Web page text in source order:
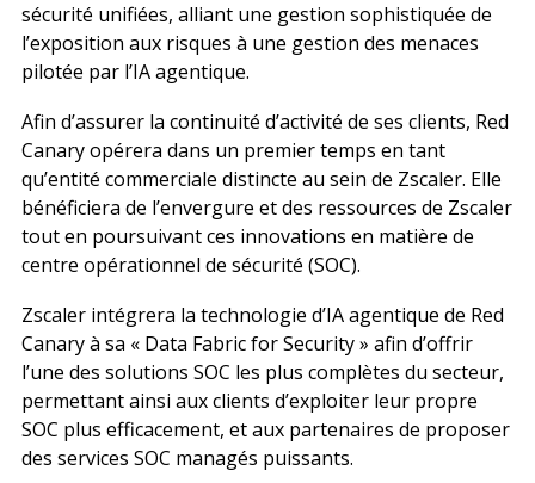
sécurité unifiées, alliant une gestion sophistiquée de
l’exposition aux risques à une gestion des menaces
pilotée par l’IA agentique.
Afin d’assurer la continuité d’activité de ses clients, Red
Canary opérera dans un premier temps en tant
qu’entité commerciale distincte au sein de Zscaler. Elle
bénéficiera de l’envergure et des ressources de Zscaler
tout en poursuivant ces innovations en matière de
centre opérationnel de sécurité (SOC).
Zscaler intégrera la technologie d’IA agentique de Red
Canary à sa « Data Fabric for Security » afin d’offrir
l’une des solutions SOC les plus complètes du secteur,
permettant ainsi aux clients d’exploiter leur propre
SOC plus efficacement, et aux partenaires de proposer
des services SOC managés puissants.